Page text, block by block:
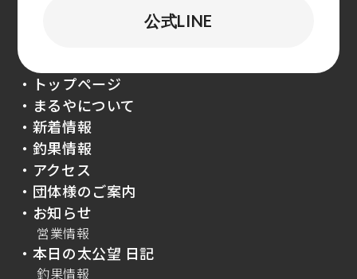
公式LINE
・トップページ
・まるやについて
・新着情報
・釣果情報
・アクセス
・団体様のご案内
・お知らせ
営業情報
・本日の太公望 日記
釣果情報